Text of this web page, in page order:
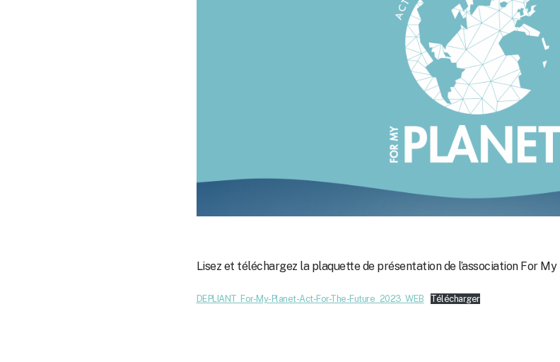
Lisez et téléchargez la plaquette de présentation de l’association For My
DEPLIANT_For-My-Planet-Act-For-The-Future_2023_WEB Télécharger